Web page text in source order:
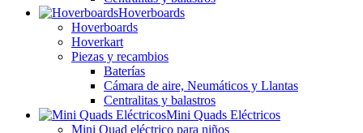
Hoverboards
Hoverboards
Hoverkart
Piezas y recambios
Baterías
Cámara de aire, Neumáticos y Llantas
Centralitas y balastros
Mini Quads Eléctricos
Mini Quad eléctrico para niños